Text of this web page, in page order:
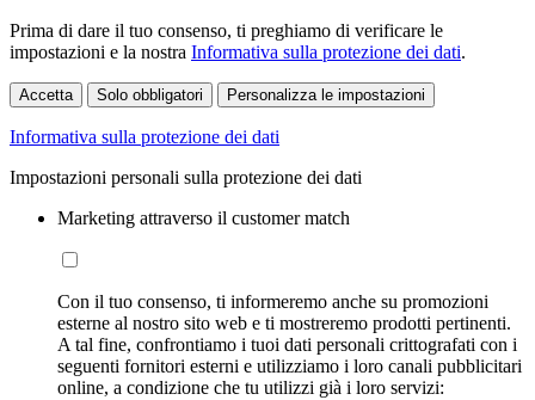
Prima di dare il tuo consenso, ti preghiamo di verificare le
impostazioni e la nostra Informativa sulla protezione dei dati.
Accetta Solo obbligatori Personalizza le impostazioni
Informativa sulla protezione dei dati
Impostazioni personali sulla protezione dei dati
Marketing attraverso il customer match
Con il tuo consenso, ti informeremo anche su promozioni
esterne al nostro sito web e ti mostreremo prodotti pertinenti.
A tal fine, confrontiamo i tuoi dati personali crittografati con i
seguenti fornitori esterni e utilizziamo i loro canali pubblicitari
online, a condizione che tu utilizzi già i loro servizi: